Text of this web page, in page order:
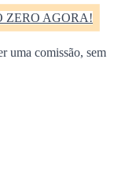
ZERO AGORA!
uma comissão, sem